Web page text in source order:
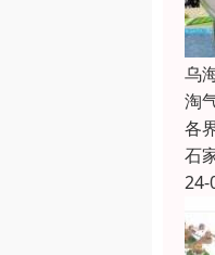
乌
淘
各
石
24-